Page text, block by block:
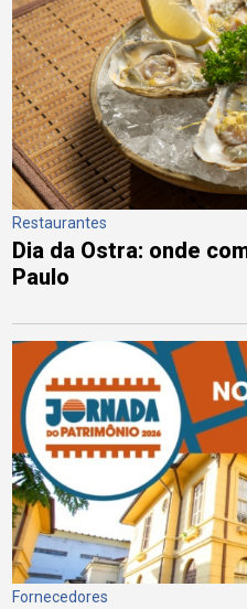
Restaurantes
Dia da Ostra: onde
Paulo
Fornecedores